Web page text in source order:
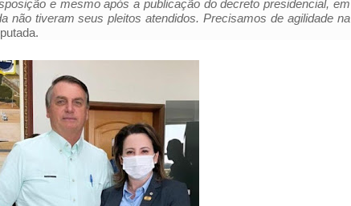
e mesmo após a publicação do decreto presidencial, em
não tiveram seus pleitos atendidos. Precisamos de agilidade na